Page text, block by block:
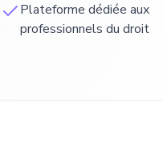
Plateforme dédiée aux
professionnels du droit